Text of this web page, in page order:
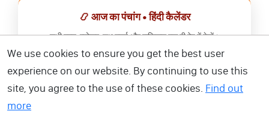
📿 आज का पंचांग • हिंदी कैलेंडर
सभी व्रत, त्योहार, शुभ मुहूर्त और राशिफल एक ही ऐप में देखें।
📅 हिंदी कैलेंडर ऐप डाउनलोड करें
We use cookies to ensure you get the best user
experience on our website. By continuing to use this
site, you agree to the use of these cookies. Find out
more